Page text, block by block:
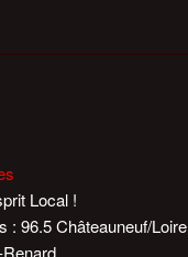
Local !
: 96.5 Châteauneuf/Loire